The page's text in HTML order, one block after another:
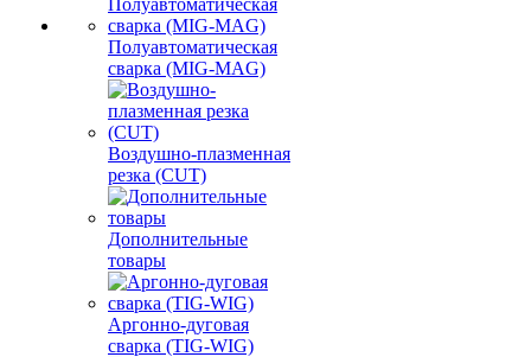
Полуавтоматическая
сварка (MIG-MAG)
Воздушно-плазменная
резка (CUT)
Дополнительные
товары
Аргонно-дуговая
сварка (TIG-WIG)